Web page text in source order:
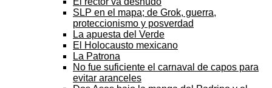
SLP en el mapa; de Grok, guerra,
proteccionismo y posverdad
La apuesta del Verde
El Holocausto mexicano
La Patrona
No fue suficiente el carnaval de capos para
evitar aranceles